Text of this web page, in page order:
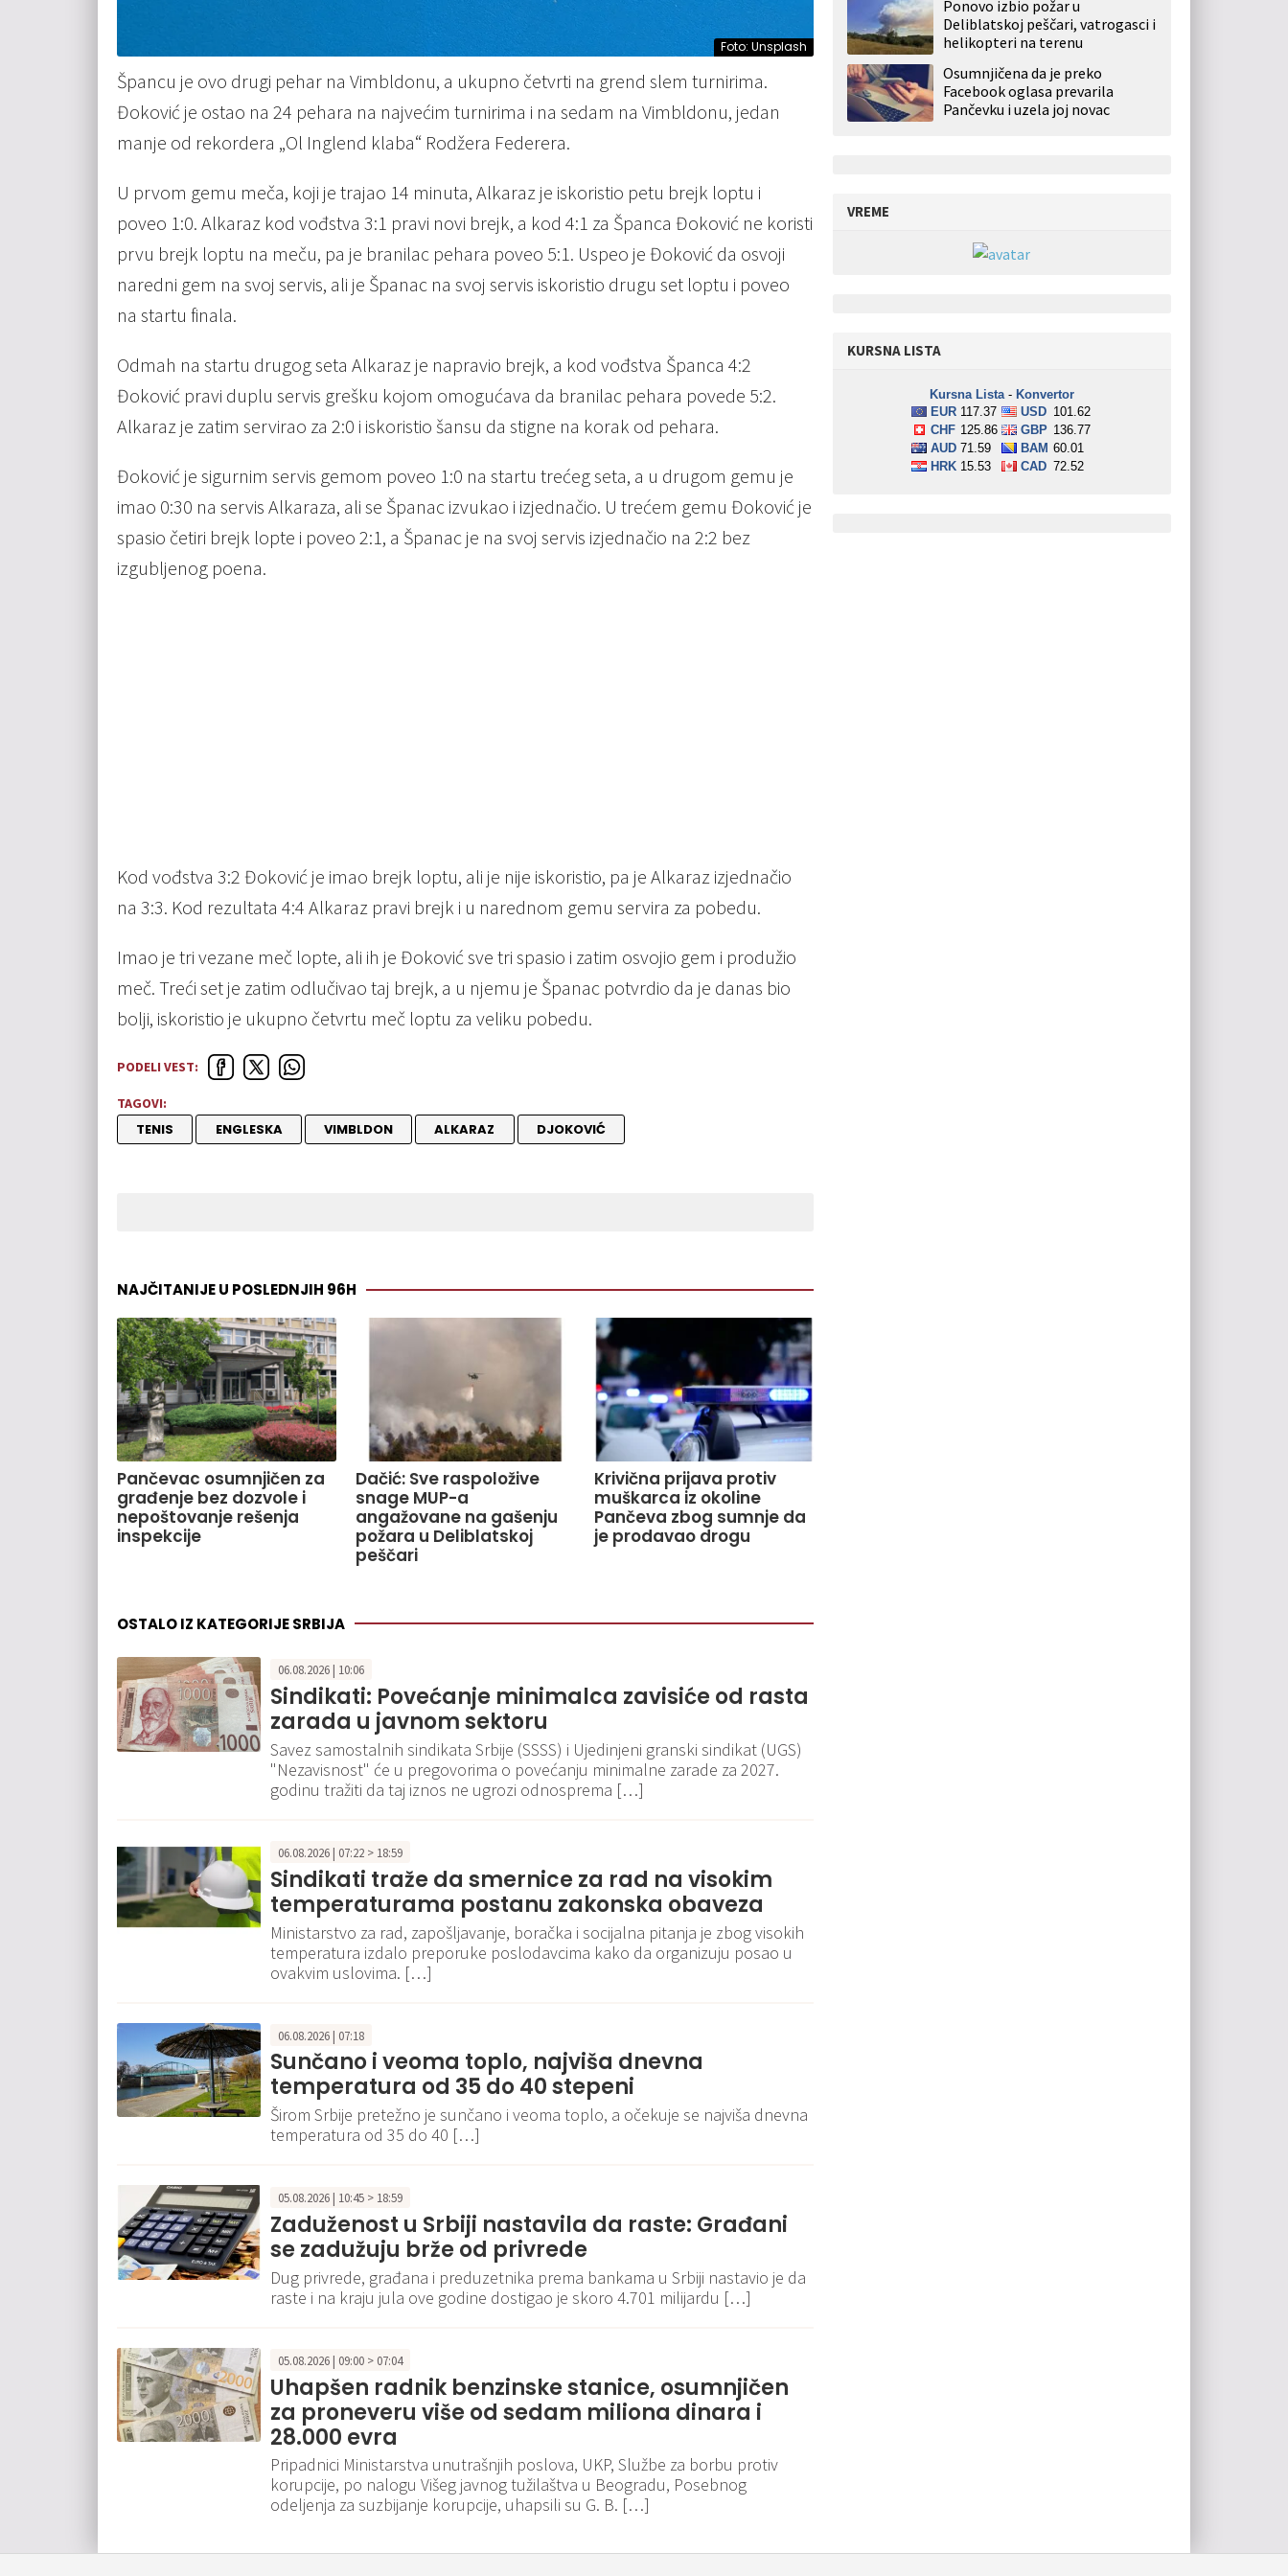
Foto: Unsplash
Špancu je ovo drugi pehar na Vimbldonu, a ukupno četvrti na grend slem turnirima.
Đoković je ostao na 24 pehara na najvećim turnirima i na sedam na Vimbldonu, jedan
manje od rekordera „Ol Inglend klaba“ Rodžera Federera.
U prvom gemu meča, koji je trajao 14 minuta, Alkaraz je iskoristio petu brejk loptu i
poveo 1:0. Alkaraz kod vođstva 3:1 pravi novi brejk, a kod 4:1 za Španca Đoković ne koristi
prvu brejk loptu na meču, pa je branilac pehara poveo 5:1. Uspeo je Đoković da osvoji
naredni gem na svoj servis, ali je Španac na svoj servis iskoristio drugu set loptu i poveo
na startu finala.
Odmah na startu drugog seta Alkaraz je napravio brejk, a kod vođstva Španca 4:2
Đoković pravi duplu servis grešku kojom omogućava da branilac pehara povede 5:2.
Alkaraz je zatim servirao za 2:0 i iskoristio šansu da stigne na korak od pehara.
Đoković je sigurnim servis gemom poveo 1:0 na startu trećeg seta, a u drugom gemu je
imao 0:30 na servis Alkaraza, ali se Španac izvukao i izjednačio. U trećem gemu Đoković je
spasio četiri brejk lopte i poveo 2:1, a Španac je na svoj servis izjednačio na 2:2 bez
izgubljenog poena.
Kod vođstva 3:2 Đoković je imao brejk loptu, ali je nije iskoristio, pa je Alkaraz izjednačio
na 3:3. Kod rezultata 4:4 Alkaraz pravi brejk i u narednom gemu servira za pobedu.
Imao je tri vezane meč lopte, ali ih je Đoković sve tri spasio i zatim osvojio gem i produžio
meč. Treći set je zatim odlučivao taj brejk, a u njemu je Španac potvrdio da je danas bio
bolji, iskoristio je ukupno četvrtu meč loptu za veliku pobedu.
PODELI VEST:
TAGOVI:
TENIS ENGLESKA VIMBLDON ALKARAZ DJOKOVIĆ
NAJČITANIJE U POSLEDNJIH 96H
Pančevac osumnjičen za
građenje bez dozvole i
nepoštovanje rešenja
inspekcije
Dačić: Sve raspoložive
snage MUP-a
angažovane na gašenju
požara u Deliblatskoj
peščari
Krivična prijava protiv
muškarca iz okoline
Pančeva zbog sumnje da
je prodavao drogu
OSTALO IZ KATEGORIJE SRBIJA
06.08.2026 | 10:06
Sindikati: Povećanje minimalca zavisiće od rasta
zarada u javnom sektoru
Savez samostalnih sindikata Srbije (SSSS) i Ujedinjeni granski sindikat (UGS)
"Nezavisnost" će u pregovorima o povećanju minimalne zarade za 2027.
godinu tražiti da taj iznos ne ugrozi odnosprema […]
06.08.2026 | 07:22 > 18:59
Sindikati traže da smernice za rad na visokim
temperaturama postanu zakonska obaveza
Ministarstvo za rad, zapošljavanje, boračka i socijalna pitanja je zbog visokih
temperatura izdalo preporuke poslodavcima kako da organizuju posao u
ovakvim uslovima. […]
06.08.2026 | 07:18
Sunčano i veoma toplo, najviša dnevna
temperatura od 35 do 40 stepeni
Širom Srbije pretežno je sunčano i veoma toplo, a očekuje se najviša dnevna
temperatura od 35 do 40 […]
05.08.2026 | 10:45 > 18:59
Zaduženost u Srbiji nastavila da raste: Građani
se zadužuju brže od privrede
Dug privrede, građana i preduzetnika prema bankama u Srbiji nastavio je da
raste i na kraju jula ove godine dostigao je skoro 4.701 milijardu […]
05.08.2026 | 09:00 > 07:04
Uhapšen radnik benzinske stanice, osumnjičen
za proneveru više od sedam miliona dinara i
28.000 evra
Pripadnici Ministarstva unutrašnjih poslova, UKP, Službe za borbu protiv
korupcije, po nalogu Višeg javnog tužilaštva u Beogradu, Posebnog
odeljenja za suzbijanje korupcije, uhapsili su G. B. […]
Ponovo izbio požar u
Deliblatskoj peščari, vatrogasci i
helikopteri na terenu
Osumnjičena da je preko
Facebook oglasa prevarila
Pančevku i uzela joj novac
VREME
KURSNA LISTA